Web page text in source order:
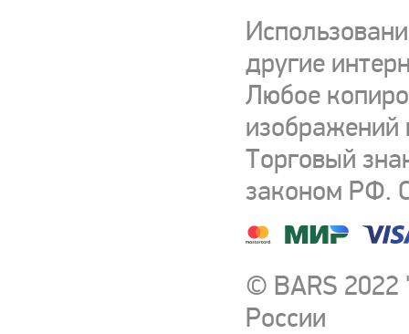
другие
Любое
изображений
Торговый
законом РФ.
© BARS
России